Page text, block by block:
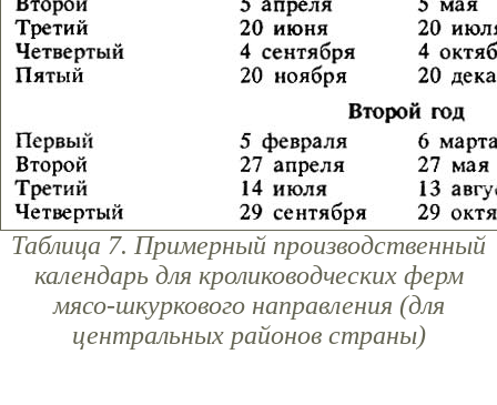
Таблица 7. Примерный производственный
календарь для кролиководческих ферм
мясо-шкуркового направления (для
центральных районов страны)